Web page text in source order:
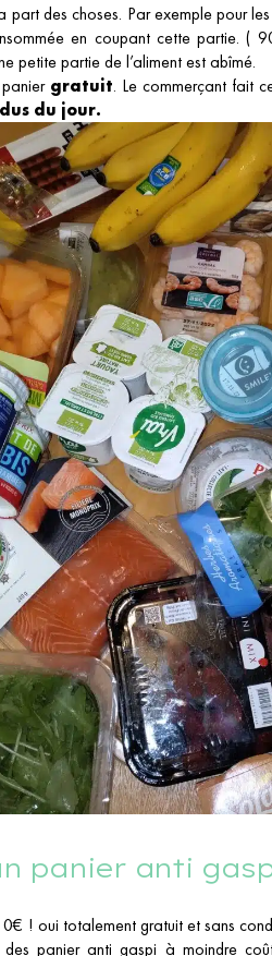
des choses. Par exemple pour
en coupant cette partie. (
petite partie de l’aliment est abîmé.
gratuit. Le commerçant fait
du jour.
panier anti
! oui totalement gratuit et sans
panier anti gaspi à moindre